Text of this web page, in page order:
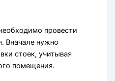
провести
Вначале нужно
стоек, учитывая
помещения.